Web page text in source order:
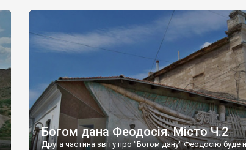
Богом дана Феодосія. Місто Ч.2
Друга частина звіту про "Богом дану" Феодосію буде